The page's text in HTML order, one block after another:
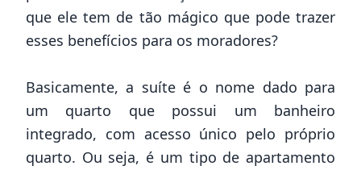
que ele tem de tão mágico que pode trazer
esses benefícios para os moradores?
Basicamente, a suíte é o nome dado para
um quarto que possui um banheiro
integrado, com acesso único pelo próprio
quarto. Ou seja, é um tipo de apartamento